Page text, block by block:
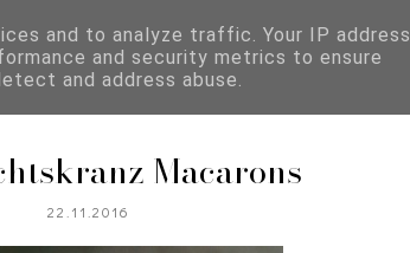
Macarons
22.11.2016
and to analyze traffic. Your IP address
and security metrics to ensure
and address abuse.